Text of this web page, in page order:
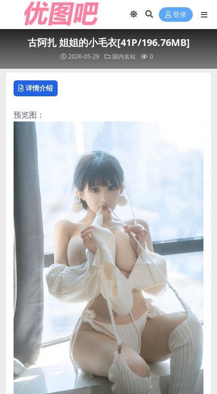
登录
古阿扎 姐姐的小毛衣[41P/196.76MB]
2026-05-29 国内名站 0
详情介绍
预览图：